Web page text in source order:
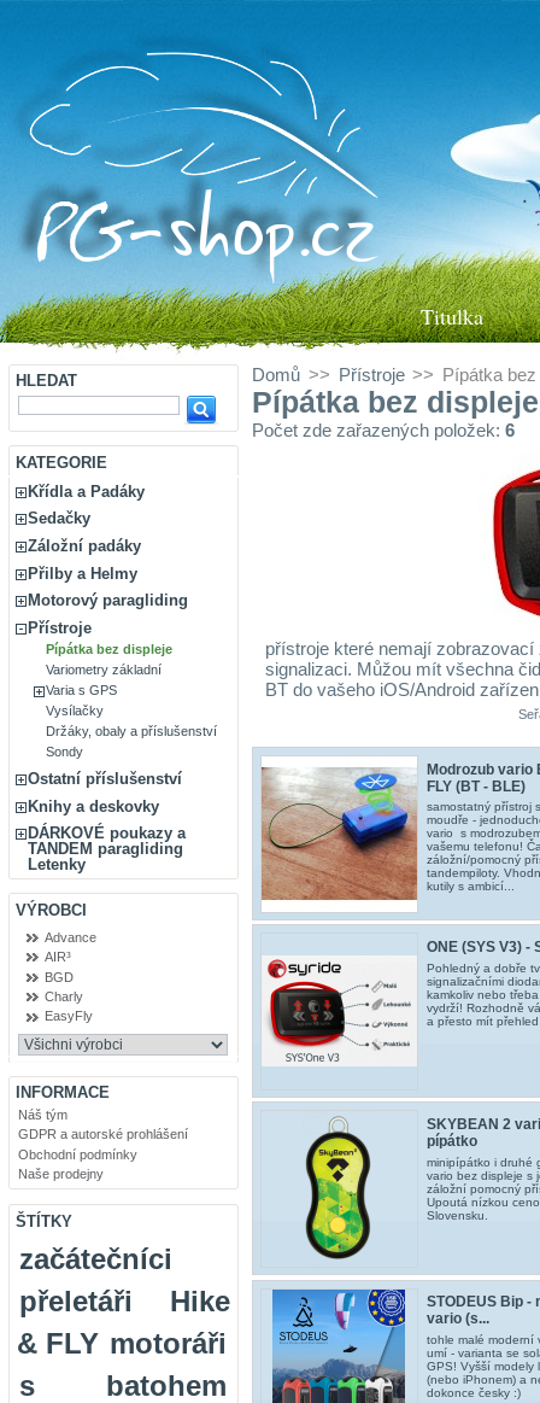
Titulka
HLEDAT
KATEGORIE
Křídla a Padáky
Sedačky
Záložní padáky
Přilby a Helmy
Motorový paragliding
Přístroje
Pípátka bez displeje
Variometry základní
Varia s GPS
Vysílačky
Držáky, obaly a příslušenství
Sondy
Ostatní příslušenství
Knihy a deskovky
DÁRKOVÉ poukazy a
TANDEM paragliding
Letenky
VÝROBCI
Advance
AIR³
BGD
Charly
EasyFly
INFORMACE
Náš tým
GDPR a autorské prohlášení
Obchodní podmínky
Naše prodejny
ŠTÍTKY
začátečníci
přeletáři
Hike
& FLY motoráři
s batohem
Domů >> Přístroje >> Pípátka bez
Pípátka bez displeje
Počet zde zařazených položek:6
přístroje které nemají
signalizaci. Můžou mít všechna
BT do vašeho iOS/Android
Modrozub vario
FLY (BT - BLE)
samostatný přístroj
moudře -
vario s
vašemu telefonu!
záložní/pomocný
tandempiloty.
kutily s ambicí...
ONE (SYS V3) -
Pohledný a dobře
signalizačními
kamkoliv nebo
vydrží! Rozhodně
a přesto mít
SKYBEAN 2
pípátko
minipípátko i druhé
vario bez displeje s
záložní pomocný
Upoutá nízkou
Slovensku.
STODEUS Bip -
vario (s...
tohle malé moderní
umí - varianta se
GPS! Vyšší modely
(nebo iPhonem) a
dokonce česky :)